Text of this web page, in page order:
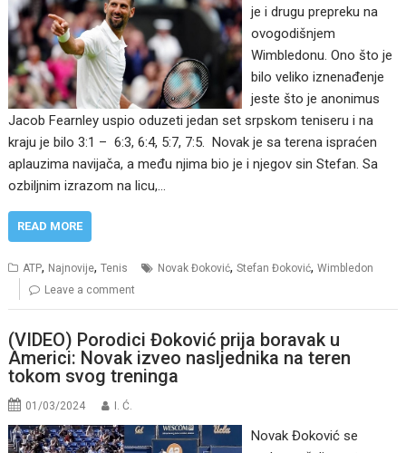
je i drugu prepreku na
ovogodišnjem
Wimbledonu. Ono što je
bilo veliko iznenađenje
jeste što je anonimus
Jacob Fearnley uspio oduzeti jedan set srpskom teniseru i na
kraju je bilo 3:1 – 6:3, 6:4, 5:7, 7:5. Novak je sa terena ispraćen
aplauzima navijača, a među njima bio je i njegov sin Stefan. Sa
ozbiljnim izrazom na licu,…
READ MORE
ATP, Najnovije,Tenis Novak Đoković,Stefan Đoković,Wimbledon
Leave a comment
(VIDEO) Porodici Đoković prija boravak u
Americi: Novak izveo nasljednika na teren
tokom svog treninga
01/03/2024 I. Ć.
Novak Đoković se